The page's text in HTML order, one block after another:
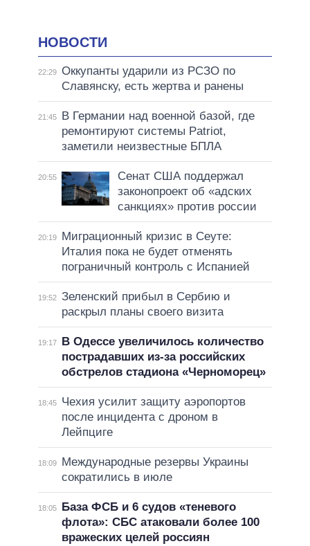
НОВОСТИ
22:29 Оккупанты ударили из РСЗО по
Славянску, есть жертва и ранены
21:45
В Германии над военной базой, где
ремонтируют системы Patriot,
заметили неизвестные БПЛА
20:55
Сенат США поддержал
законопроект об «адских
санкциях» против россии
20:19
Миграционный кризис в Сеуте:
Италия пока не будет отменять
пограничный контроль с Испанией
19:52 Зеленский прибыл в Сербию и
раскрыл планы своего визита
19:17
В Одессе увеличилось количество
пострадавших из-за российских
обстрелов стадиона «Черноморец»
18:45
Чехия усилит защиту аэропортов
после инцидента с дроном в
Лейпциге
18:09
Международные резервы Украины
сократились в июле
18:05
База ФСБ и 6 судов «теневого
флота»: СБС атаковали более 100
вражеских целей россиян